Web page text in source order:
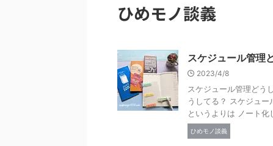
ひめモノ談義
スケジュール管理
2023/4/8
スケジュール管理どう
うしてる？ スケジュ
というよりは ノート化
ひめモノ談義